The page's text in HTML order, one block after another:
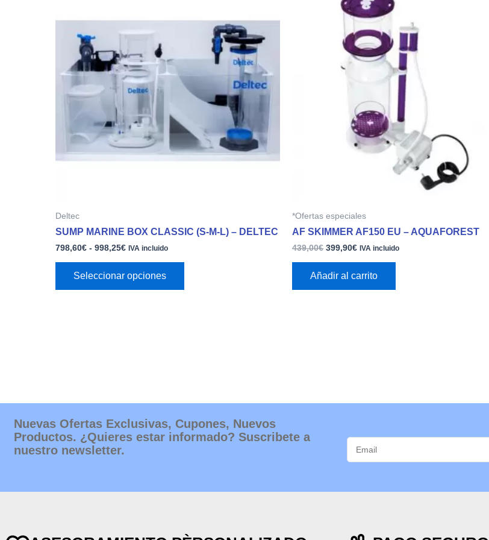
Deltec
SUMP MARINE BOX CLASSIC (S-M-L) – DELTEC
798,60€ - 998,25€
hasta
998,25€
IVA incluido
Seleccionar opciones
múltiples
variantes.
opciones
se
pueden
elegir
la
página
de
*Ofertas especiales
AF SKIMMER AF150 EU – AQUAFOREST
439,00€
original
399,90€
actual
es:
IVA incluido
Añadir al carrito
Nuevas Ofertas Exclusivas, Cupones, Nuevos
Productos. ¿Quieres estar informado? Suscribete a
nuestro newsletter.